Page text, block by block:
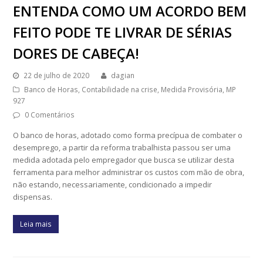
ENTENDA COMO UM ACORDO BEM
FEITO PODE TE LIVRAR DE SÉRIAS
DORES DE CABEÇA!
22 de julho de 2020
dagian
Banco de Horas, Contabilidade na crise, Medida Provisória, MP
927
0 Comentários
O banco de horas, adotado como forma precípua de combater o
desemprego, a partir da reforma trabalhista passou ser uma
medida adotada pelo empregador que busca se utilizar desta
ferramenta para melhor administrar os custos com mão de obra,
não estando, necessariamente, condicionado a impedir
dispensas.
Leia mais